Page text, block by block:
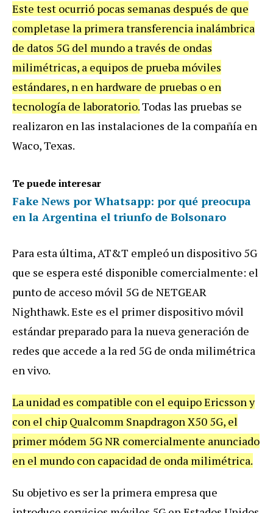
Este test ocurrió pocas semanas después de que
completase la primera transferencia inalámbrica
de datos 5G del mundo a través de ondas
milimétricas, a equipos de prueba móviles
estándares, n en hardware de pruebas o en
tecnología de laboratorio.Todas las pruebas se
realizaron en las instalaciones de la compañía en
Waco, Texas.
Te puede interesar
Fake News por Whatsapp: por qué preocupa
en la Argentina el triunfo de Bolsonaro
Para esta última, AT&T empleó un dispositivo 5G
que se espera esté disponible comercialmente: el
punto de acceso móvil 5G de NETGEAR
Nighthawk. Este es el primer dispositivo móvil
estándar preparado para la nueva generación de
redes que accede a la red 5G de onda milimétrica
en vivo.
La unidad es compatible con el equipo Ericsson y
con el chip Qualcomm Snapdragon X50 5G, el
primer módem 5G NR comercialmente anunciado
en el mundo con capacidad de onda milimétrica.
Su objetivo es ser la primera empresa que